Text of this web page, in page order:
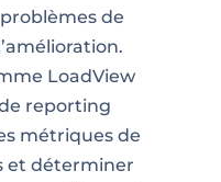
de
LoadView
reporting
métriques de
et déterminer